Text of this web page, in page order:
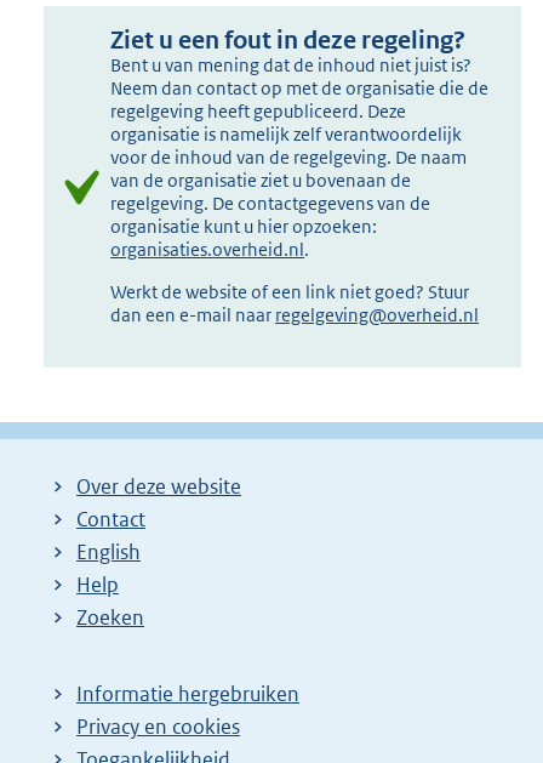
Ziet u een fout in deze regeling?
Bent u van mening dat de inhoud niet juist is?
Neem dan contact op met de organisatie die de
regelgeving heeft gepubliceerd. Deze
organisatie is namelijk zelf verantwoordelijk
voor de inhoud van de regelgeving. De naam
van de organisatie ziet u bovenaan de
regelgeving. De contactgegevens van de
organisatie kunt u hier opzoeken:
organisaties.overheid.nl.
Werkt de website of een link niet goed? Stuur
dan een e-mail naar regelgeving@overheid.nl
Over deze website
Contact
English
Help
Zoeken
Informatie hergebruiken
Privacy en cookies